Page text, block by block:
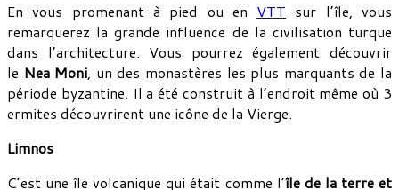
En vous promenant à pied ou en VTT sur l’île, vous
remarquerez la grande influence de la civilisation turque
dans l’architecture. Vous pourrez également découvrir
le Nea Moni, un des monastères les plus marquants de la
période byzantine. Il a été construit à l’endroit même où 3
ermites découvrirent une icône de la Vierge.
Limnos
C’est une île volcanique qui était comme l’île de la terre et